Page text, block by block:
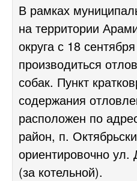
В рамках
на территории
округа с 18
производиться
собак. Пункт
содержания
расположен по
район, п.
ориентировочно ул.
(за котельной).